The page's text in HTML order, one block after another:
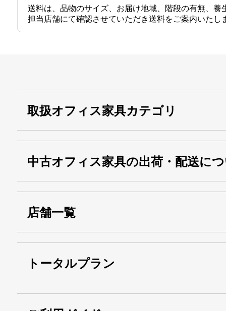
送料は、品物のサイズ、お届け地域、階段の有無、
担当店舗にて確認させていただき送料をご案内いたし
取扱オフィス家具カテゴリ
中古オフィス家具の出荷・配送に
店舗一覧
トータルプラン